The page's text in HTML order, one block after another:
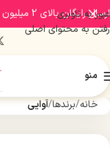
عبور به ناوبری
رفتن به محتوای اصلی
منو
خانه برندها آوایی
ارسال رایگان بالای 2 میلیون و 500 هزار تومان (تا 5 کیلوگرم)